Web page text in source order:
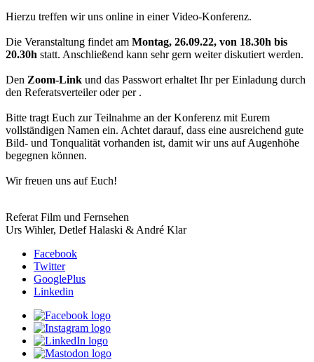
Hierzu treffen wir uns online in einer Video-Konferenz.
Die Veranstaltung findet am Montag, 26.09.22, von 18.30h bis
20.30h statt. Anschließend kann sehr gern weiter diskutiert werden.
Den Zoom-Link und das Passwort erhaltet Ihr per Einladung durch
den Referatsverteiler oder per .
Bitte tragt Euch zur Teilnahme an der Konferenz mit Eurem
vollständigen Namen ein. Achtet darauf, dass eine ausreichend gute
Bild- und Tonqualität vorhanden ist, damit wir uns auf Augenhöhe
begegnen können.
Wir freuen uns auf Euch!
Referat Film und Fernsehen
Urs Wihler, Detlef Halaski & André Klar
Facebook
Twitter
GooglePlus
Linkedin